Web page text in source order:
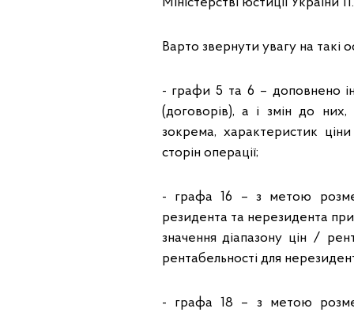
Міністерстві юстиції України
Варто звернути увагу на такі
- графи 5 та 6 – доповнено
(договорів), а і змін до
зокрема, характеристик ціни
сторін операції;
- графа 16 – з метою
резидента та нерезидента при
значення діапазону цін /
рентабельності для
- графа 18 – з метою